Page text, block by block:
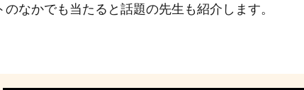
のなかでも当たると話題の先生も紹介します。